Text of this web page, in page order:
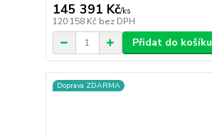
145 391 Kč/ks
120 158 Kč bez DPH
Přidat do košíku
Doprava ZDARMA